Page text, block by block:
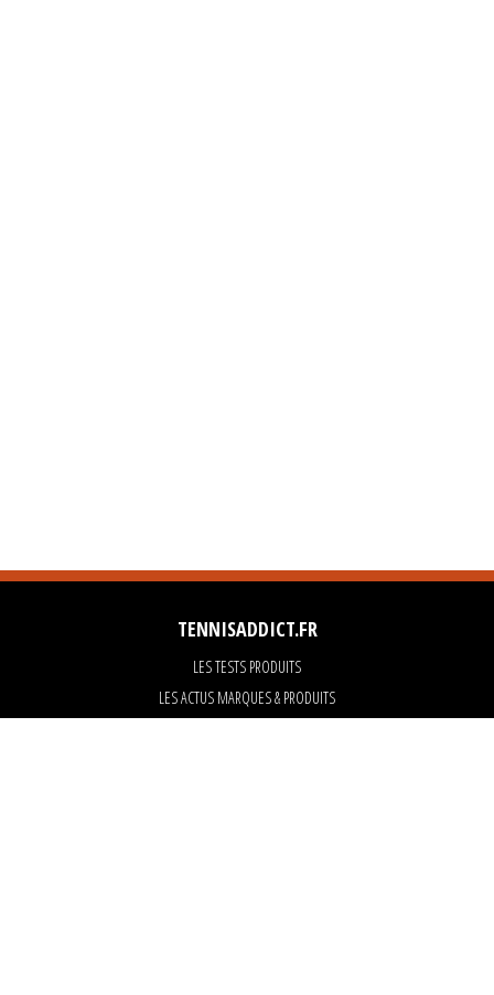
TENNISADDICT.FR
LES TESTS PRODUITS
LES ACTUS MARQUES & PRODUITS